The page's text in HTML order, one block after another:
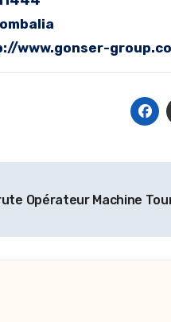
www.gonser-
Opérateur Machine